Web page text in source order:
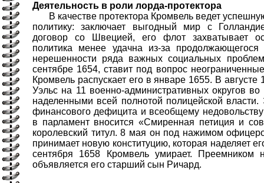
Деятельность в роли лорда-протектора
В качестве протектора Кромвель ведет
политику: заключает выгодный мир с
договор со Швецией, его флот захватывает
политика менее удачна из-за продолжающегося
нерешенности ряда важных социальных
сентябре 1654, ставит под вопрос
Кромвель распускает его в январе 1655. В
Уэльс на 11 военно-административных округов
наделенными всей полнотой полицейской
финансового дефицита и всеобщему
в парламент вносится «Смиренная петиция и
королевский титул. 8 мая он под нажимом
принимает новую конституцию, которая наделяет
сентября 1658 Кромвель умирает. Преемником
объявляется его старший сын Ричард.